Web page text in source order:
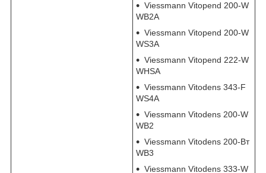
Viessmann Vitopend 200-W
WB2A
Viessmann Vitopend 200-W
WS3A
Viessmann Vitopend 222-W
WHSA
Viessmann Vitodens 343-F
WS4A
Viessmann Vitodens 200-W
WB2
Viessmann Vitodens 200-Вт
WB3
Viessmann Vitodens 333-W